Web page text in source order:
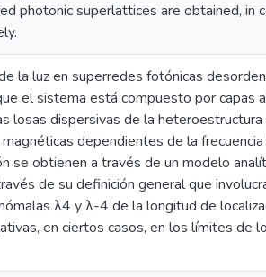
photonic superlattices are obtained, in
la luz en superredes fotónicas
el sistema está compuesto por capas
losas dispersivas de la
dependientes de la
se obtienen a través de un modelo
de su definición general que
λ4 y λ-4 de la longitud de
en ciertos casos, en los límites de